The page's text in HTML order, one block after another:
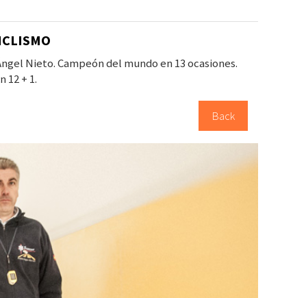
Nieto. Campeón del mundo en 13 ocasiones.
+ 1.
Back